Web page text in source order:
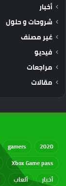
أخبار
شروحات و حلول
غير مصنف
فيديو
مراجعات
مقالات
2020
gamers
Xbox Game pass
أخبار
ألعاب